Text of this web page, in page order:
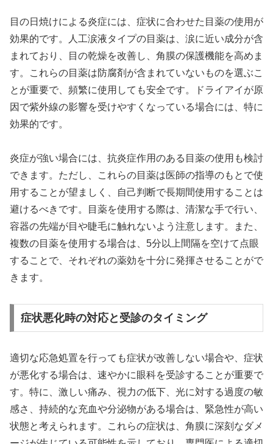
目の日焼けによる炎症には、症状に合わせた目薬の使用が
効果的です。人工涙液タイプの目薬は、涙に近い成分が含
まれており、目の乾燥を改善し、角膜の保護機能を高めま
す。これらの目薬は防腐剤が含まれていないものを選ぶこ
とが重要で、頻繁に使用しても安全です。ドライアイが原
因で紫外線の影響を受けやすくなっている場合には、特に
効果的です。
炎症が強い場合には、抗炎症作用のある目薬の使用も検討
できます。ただし、これらの目薬は医師の指導のもとで使
用することが望ましく、自己判断で長期間使用することは
避けるべきです。目薬を使用する際は、清潔な手で行い、
容器の先端が目や睫毛に触れないよう注意します。また、
複数の目薬を使用する場合は、5分以上間隔を空けて点眼
することで、それぞれの薬効を十分に発揮させることがで
きます。
症状悪化時の対応と受診のタイミング
適切な応急処置を行っても症状が改善しない場合や、症状
が悪化する場合は、速やかに眼科を受診することが重要で
す。特に、激しい痛み、視力の低下、光に対する過度の敏
感さ、持続的な充血や分泌物がある場合は、緊急性が高い
状態と考えられます。これらの症状は、角膜に深刻なダメ